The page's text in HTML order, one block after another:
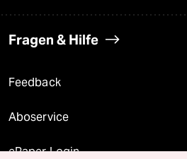
Fragen & Hilfe
Feedback
Aboservice
ePaper Login